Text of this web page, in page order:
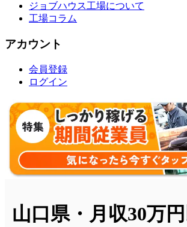
ジョブハウス工場について
工場コラム
アカウント
会員登録
ログイン
山口県・月収30万